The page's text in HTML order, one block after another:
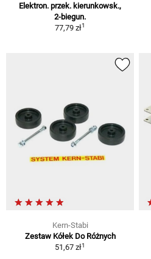
Elektron. przek. kierunkowsk.,
2-biegun.
77,79 zł1
Kern-Stabi
Zestaw Kółek Do Różnych
51,67 zł1